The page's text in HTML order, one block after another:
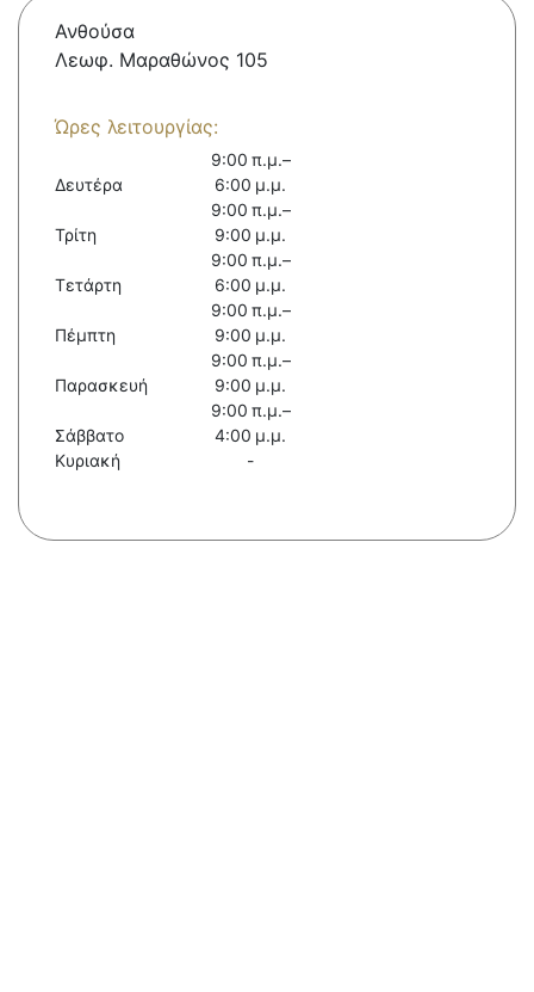
Ανθούσα
Λεωφ. Μαραθώνος 105
Ώρες λειτουργίας:
Δευτέρα
9:00 π.μ.–
6:00 μ.μ.
Τρίτη
9:00 π.μ.–
9:00 μ.μ.
Τετάρτη
9:00 π.μ.–
6:00 μ.μ.
Πέμπτη
9:00 π.μ.–
9:00 μ.μ.
Παρασκευή
9:00 π.μ.–
9:00 μ.μ.
Σάββατο
9:00 π.μ.–
4:00 μ.μ.
Κυριακή
-